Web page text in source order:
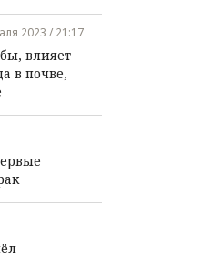
2023 / 21:17
влияет
в почве,